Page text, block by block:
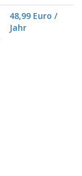
48,99 Euro /
Jahr